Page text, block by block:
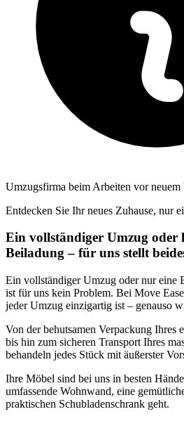
Umzugsfirma beim Arbeiten vor neuem
Entdecken Sie Ihr neues Zuhause, nur
Ein vollständiger Umzug oder
Beiladung – für uns stellt
Ein vollständiger Umzug oder nur eine
ist für uns kein Problem. Bei Move
jeder Umzug einzigartig ist – genauso
Von der behutsamen Verpackung Ihres
bis hin zum sicheren Transport Ihres
behandeln jedes Stück mit äußerster
Ihre Möbel sind bei uns in besten
umfassende Wohnwand, eine
praktischen Schubladenschrank geht.